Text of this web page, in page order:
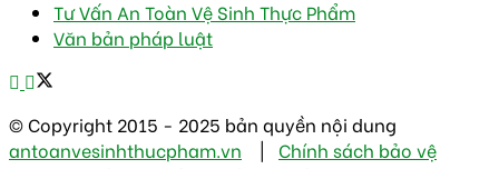
Tư Vấn An Toàn Vệ Sinh Thực Phẩm
Văn bản pháp luật
© Copyright 2015 - 2025 bản quyền nội dung
antoanvesinhthucpham.vn | Chính sách bảo vệ